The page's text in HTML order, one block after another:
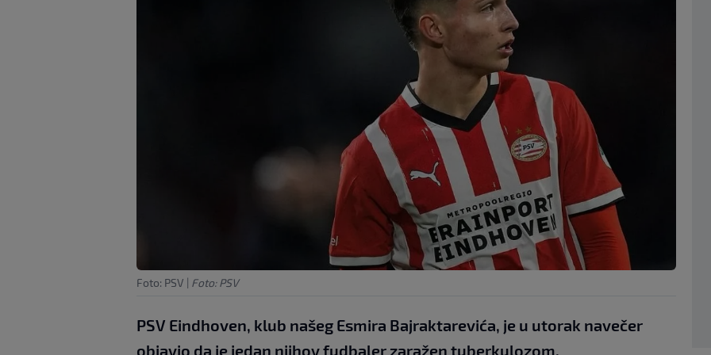
Foto: PSV | Foto: PSV
PSV Eindhoven, klub našeg Esmira Bajraktarevića, je u utorak navečer
objavio da je jedan njihov fudbaler zaražen tuberkulozom.